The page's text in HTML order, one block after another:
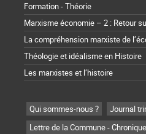
Formation - Théorie
Marxisme économie – 2 : Retour
La compréhension marxiste de
Théologie et idéalisme en Histoire
Les marxistes et l’histoire
Qui sommes-nous ? Journal
Lettre de la Commune -